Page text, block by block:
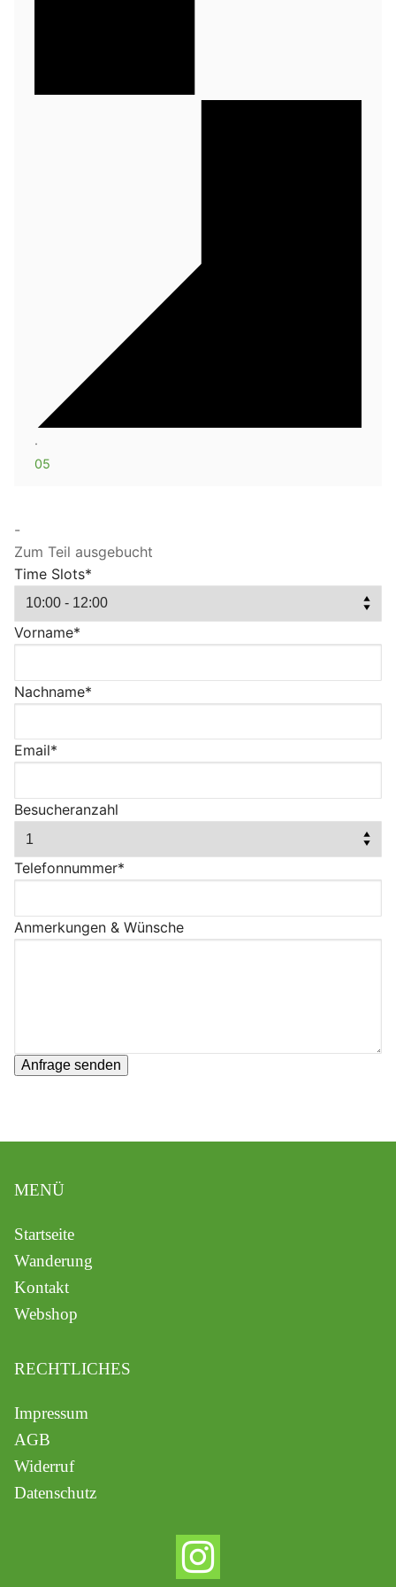
·
05
-
Zum Teil ausgebucht
Time Slots*
Vorname*
Nachname*
Email*
Besucheranzahl
Telefonnummer*
Anmerkungen & Wünsche
MENÜ
Startseite
Wanderung
Kontakt
Webshop
RECHTLICHES
Impressum
AGB
Widerruf
Datenschutz